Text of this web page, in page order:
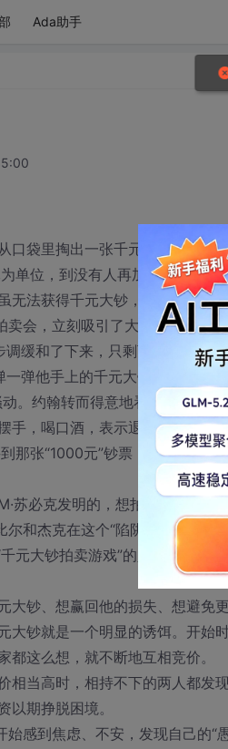
Ada助手
袋里掏出一张千元大钞，向所
单位，到没有人再加价为止。
无法获得千元大钞，仍需将他所
会，立刻吸引了大家的兴趣。开
缓和了下来，只剩下三四个在
他手上的千元大钞，暧昧地看
。约翰转而得意地看着杰克，
手，喝口酒，表示退出这个“疯
张“1000元”钞票，而比尔则平
必克发明的，想拍卖钱的人几
和杰克在这个“陷阱”里越陷越
大钞拍卖游戏”的人加以分析，
钞、想赢回他的损失、想避免
大钞就是一个明显的诱饵。开始
这么想，就不断地互相竞价。
当高时，相持不下的两人都发
期挣脱困境。
到焦虑、不安，发现自己的“愚